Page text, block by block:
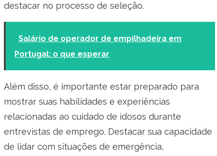
destacar no processo de seleção.
Salário de operador de empilhadeira em
Portugal: o que esperar
Além disso, é importante estar preparado para
mostrar suas habilidades e experiências
relacionadas ao cuidado de idosos durante
entrevistas de emprego. Destacar sua capacidade
de lidar com situações de emergência,